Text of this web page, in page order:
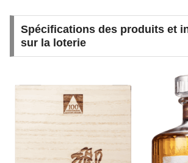
Spécifications des produits et
sur la loterie